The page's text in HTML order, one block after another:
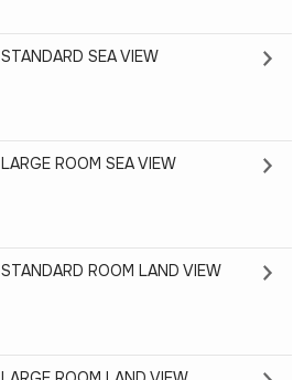
STANDARD SEA VIEW
LARGE ROOM SEA VIEW
STANDARD ROOM LAND VIEW